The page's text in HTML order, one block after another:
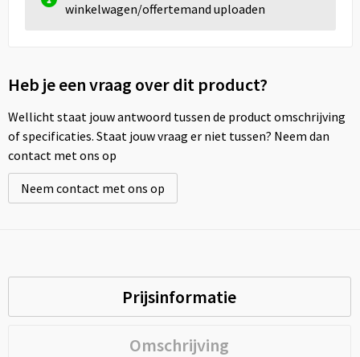
winkelwagen/offertemand uploaden
Heb je een vraag over dit product?
Wellicht staat jouw antwoord tussen de product omschrijving
of specificaties. Staat jouw vraag er niet tussen? Neem dan
contact met ons op
Neem contact met ons op
Prijsinformatie
Omschrijving